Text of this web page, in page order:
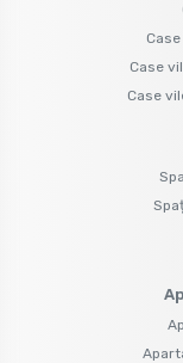
Case
Case